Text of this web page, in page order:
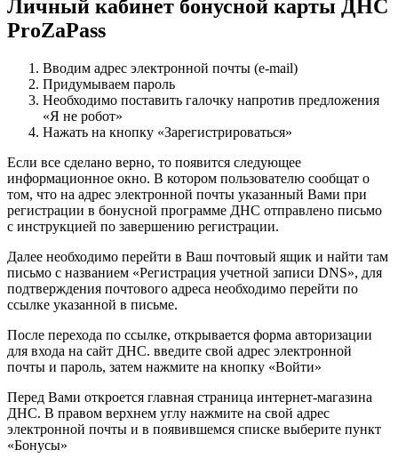
Личный кабинет бонусной карты ДНС
ProZaPass
Вводим адрес электронной почты (e-mail)
Придумываем пароль
Необходимо поставить галочку напротив предложения
«Я не робот»
Нажать на кнопку «Зарегистрироваться»
Если все сделано верно, то появится следующее
информационное окно. В котором пользователю сообщат о
том, что на адрес электронной почты указанный Вами при
регистрации в бонусной программе ДНС отправлено письмо
с инструкцией по завершению регистрации.
Далее необходимо перейти в Ваш почтовый ящик и найти там
письмо с названием «Регистрация учетной записи DNS», для
подтверждения почтового адреса необходимо перейти по
ссылке указанной в письме.
После перехода по ссылке, открывается форма авторизации
для входа на сайт ДНС. введите свой адрес электронной
почты и пароль, затем нажмите на кнопку «Войти»
Перед Вами откроется главная страница интернет-магазина
ДНС. В правом верхнем углу нажмите на свой адрес
электронной почты и в появившемся списке выберите пункт
«Бонусы»